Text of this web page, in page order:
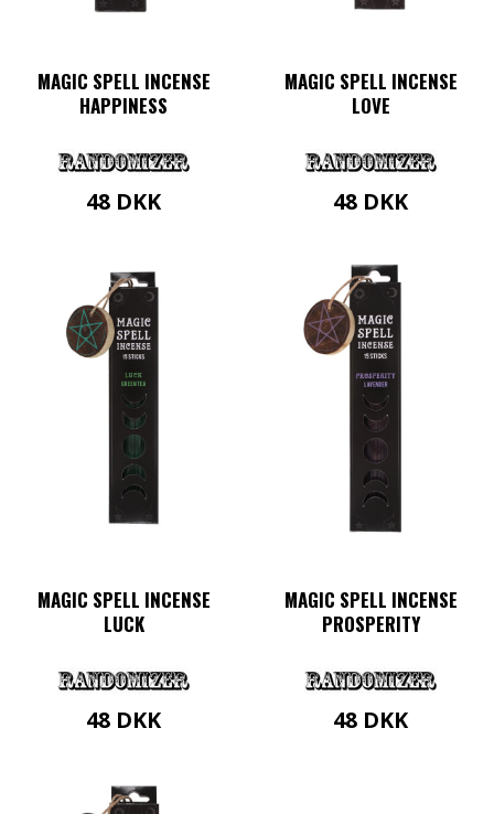
MAGIC SPELL INCENSE
HAPPINESS
48 DKK
MAGIC SPELL INCENSE
LOVE
48 DKK
MAGIC SPELL INCENSE
LUCK
48 DKK
MAGIC SPELL INCENSE
PROSPERITY
48 DKK